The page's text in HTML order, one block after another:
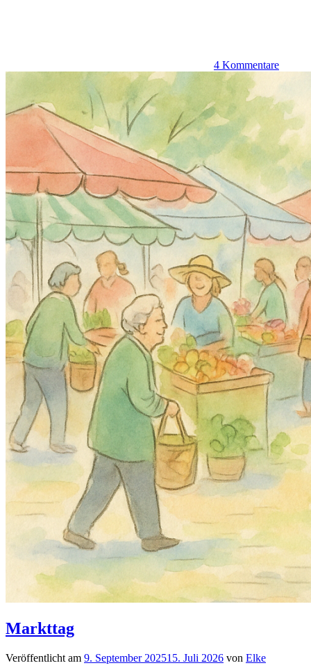
4 Kommentare
Markttag
Veröffentlicht am 9. September 202515. Juli 2026 von Elke